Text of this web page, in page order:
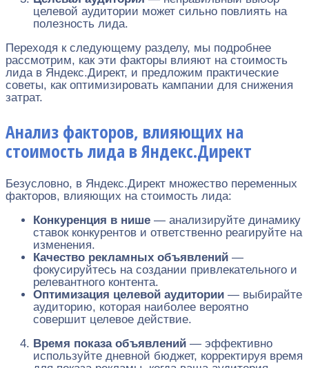
целевой аудитории может сильно повлиять на
полезность лида.
Переходя к следующему разделу, мы подробнее
рассмотрим, как эти факторы влияют на стоимость
лида в Яндекс.Директ, и предложим практические
советы, как оптимизировать кампании для снижения
затрат.
Анализ факторов, влияющих на
стоимость лида в Яндекс.Директ
Безусловно, в Яндекс.Директ множество переменных
факторов, влияющих на стоимость лида:
Конкуренция в нише — анализируйте динамику
ставок конкурентов и ответственно реагируйте на
изменения.
Качество рекламных объявлений —
фокусируйтесь на создании привлекательного и
релевантного контента.
Оптимизация целевой аудитории — выбирайте
аудиторию, которая наиболее вероятно
совершит целевое действие.
Время показа объявлений — эффективно
используйте дневной бюджет, корректируя время